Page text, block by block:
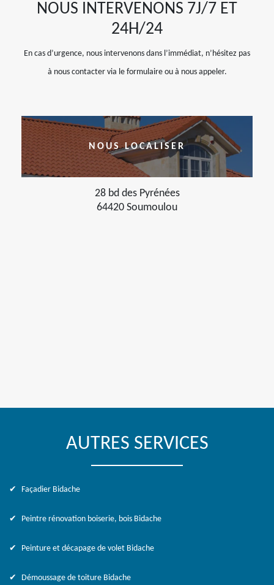
NOUS INTERVENONS 7J/7 ET
24H/24
En cas d’urgence, nous intervenons dans l’immédiat, n’hésitez pas
à nous contacter via le formulaire ou à nous appeler.
NOUS LOCALISER
28 bd des Pyrénées
64420 Soumoulou
AUTRES SERVICES
Façadier Bidache
Peintre rénovation boiserie, bois Bidache
Peinture et décapage de volet Bidache
Démoussage de toiture Bidache